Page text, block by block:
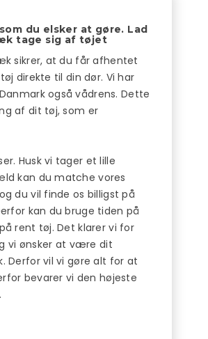
du elsker at gøre. Lad
tage sig af tøjet
sikrer, at du får afhentet
direkte til din dør. Vi har
også vådrens. Dette
af dit tøj, som er
Husk vi tager et lille
kan du matche vores
du vil finde os billigst på
kan du bruge tiden på
rent tøj. Det klarer vi for
vi ønsker at være dit
Derfor vil vi gøre alt for at
bevarer vi den højeste